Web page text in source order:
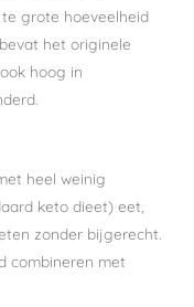
grote hoeveelheid
het originele
hoog in
heel weinig
keto dieet) eet,
zonder bijgerecht.
combineren met